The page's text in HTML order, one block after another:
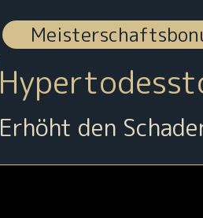
Erhöht den